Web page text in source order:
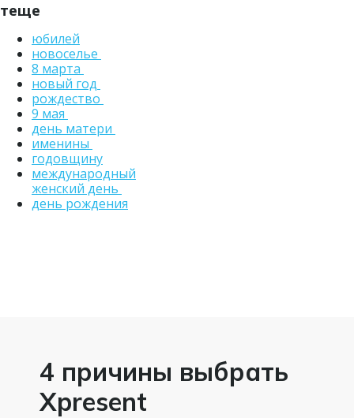
теще
юбилей
новоселье
8 марта
новый год
рождество
9 мая
день матери
именины
годовщину
международный
женский день
день рождения
4 причины выбрать
Xpresent